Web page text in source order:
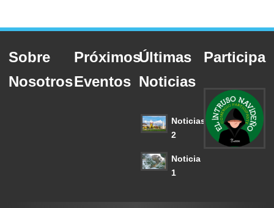
Sobre
Nosotros
Próximos
Eventos
Últimas
Noticias
Noticias
2
Noticia
1
Participa